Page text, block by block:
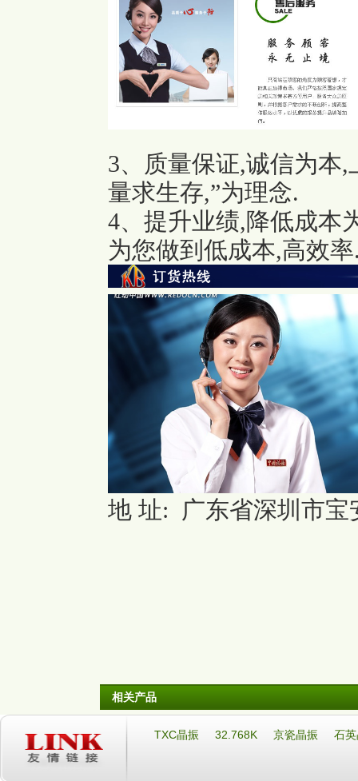
3、质量保证,诚信为本
量求生存,”为理念.
4、提升业绩,降低成本
为您做到低成本,高效
地 址: 广东省深圳市宝
相关产品
TXC晶振 32.768K 京瓷晶振 石